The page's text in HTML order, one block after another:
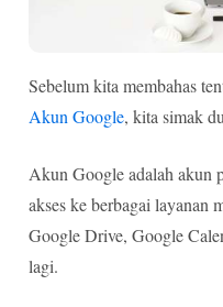
Sebelum kita membahas
Akun Google, kita simak
Akun Google adalah akun
akses ke berbagai layanan
Google Drive, Google
lagi.